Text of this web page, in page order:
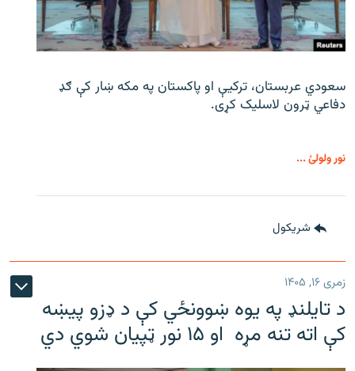
سعودي عربستان، ترکیې او پاکستان په مکه ښار کې ګډ
دفاعي ټرون لاسلیک کړی.
نور ولولئ ...
شريکول
زمری ۱۶, ۱۴۰۵
د تایلنډ په یوه ښوونځي کې د ډزو پیښه
کې اته تنه مړه او ۱۵ نور ټپیان شوي دي